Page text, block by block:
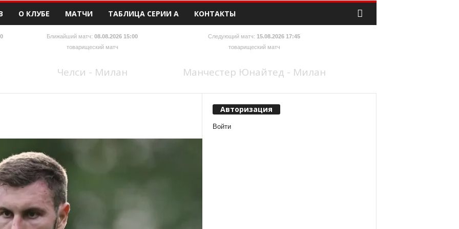
О КЛУБЕ МАТЧИ ТАБЛИЦА СЕРИИ А КОНТАКТЫ
Ближайший матч: 08.08.2026 15:00
товарищеский матч
Челси - Милан
Следующий матч: 15.08.2026 17:45
товарищеский матч
Манчестер Юнайтед - Милан
Авторизация
Войти